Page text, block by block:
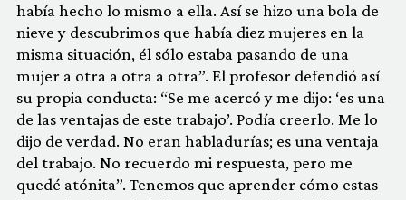
había hecho lo mismo a ella. Así se hizo una bola de
nieve y descubrimos que había diez mujeres en la
misma situación, él sólo estaba pasando de una
mujer a otra a otra a otra”. El profesor defendió así
su propia conducta: “Se me acercó y me dijo: ‘es una
de las ventajas de este trabajo’. Podía creerlo. Me lo
dijo de verdad. No eran habladurías; es una ventaja
del trabajo. No recuerdo mi respuesta, pero me
quedé atónita”. Tenemos que aprender cómo estas